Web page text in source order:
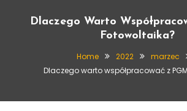
Dlaczego Warto
Fotowoltaika?
Home 2022 marzec
Dlaczego warto współpracować z
Fotowoltaika
19 marca, 2022
Exstand